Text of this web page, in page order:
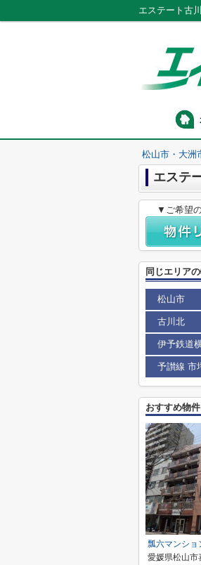
エステート古
松山市・大洲
エステ
▼ご希望
同じエリア
松山市
古川北
伊予鉄道
予讃線 市
おすすめ物件
瓢六マンショ
愛媛県松山市